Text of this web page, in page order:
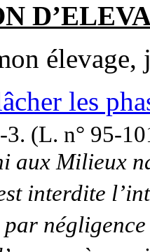
élevage,
les
(L. n° 95-
aux Milieux
interdite